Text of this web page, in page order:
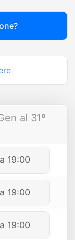
al 31º
19:00
19:00
19:00